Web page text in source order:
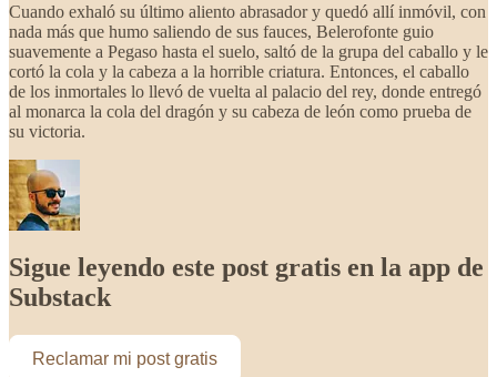
Cuando exhaló su último aliento abrasador y quedó allí inmóvil, con
nada más que humo saliendo de sus fauces, Belerofonte guio
suavemente a Pegaso hasta el suelo, saltó de la grupa del caballo y le
cortó la cola y la cabeza a la horrible criatura. Entonces, el caballo
de los inmortales lo llevó de vuelta al palacio del rey, donde entregó
al monarca la cola del dragón y su cabeza de león como prueba de
su victoria.
Sigue leyendo este post gratis en la app de
Substack
Reclamar mi post gratis